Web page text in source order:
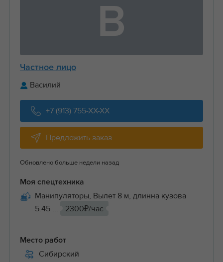
В
Частное лицо
Василий
+7 (913) 755-XX-XX
Предложить заказ
Обновлено больше недели назад
Моя спецтехника
Манипуляторы, Вылет 8 м, длинна кузова
5.45 ...
2300₽/час
Место работ
Сибирский